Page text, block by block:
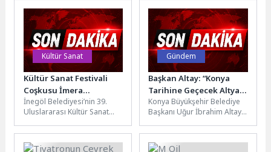
Koşuyolu’nda gerçekleşti....
NAYDEM, görevlilerin istek...
Kültür Sanat
Kültür Sanat Festivali
Coşkusu İmera
Konseriyle Zirveye Ulaştı
İnegöl Belediyesi’nin 39.
Uluslararası Kültür Sanat
Festivalin beşinci gecesinde
sahne alan Grup...
Gündem
Başkan Altay: “Konya
Tarihine Geçecek Altyapı
Yatırımlarımız Kesintisiz
Bir Şekilde Devam
Ediyor”
Konya Büyükşehir Belediye
Başkanı Uğur İbrahim Altay,
Bakanlığı ile Konya
Büyükşehir Belediyesi...